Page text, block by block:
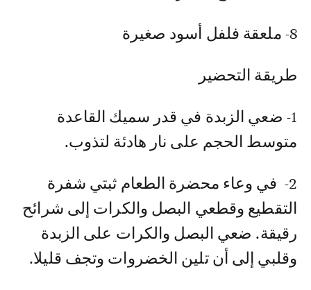
طريقة التحضير
‏1- ضعي الزبدة في قدر سميك القاعدة
متوسط الحجم على نار هادئة لتذوب‎.‎
‏2- ‏‎ ‎في وعاء محضرة الطعام ثبتي شفرة
التقطيع وقطعي البصل والكرات إلى شرائح
رقيقة. ‏ضعي البصل والكرات على الزبدة
وقلبي إلى أن تلين الخضروات وتجف قليلا‎.‎